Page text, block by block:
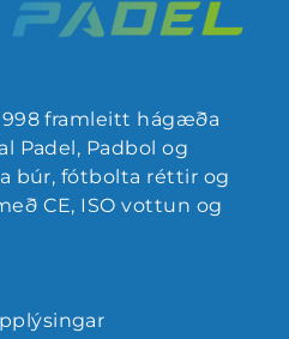
framleitt hágæða
Padel, Padbol og
búr, fótbolta réttir og
CE, ISO vottun og